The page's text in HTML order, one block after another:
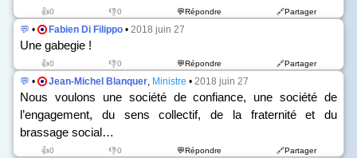
👍0 👎0 💬Répondre 🔗Partager
💬 • Fabien Di Filippo • 2018 juin 27
Une gabegie !
👍0 👎0 💬Répondre 🔗Partager
💬 • Jean-Michel Blanquer, Ministre • 2018 juin 27
Nous voulons une société de confiance, une société de
l’engagement, du sens collectif, de la fraternité et du
brassage social…
👍0 👎0 💬Répondre 🔗Partager